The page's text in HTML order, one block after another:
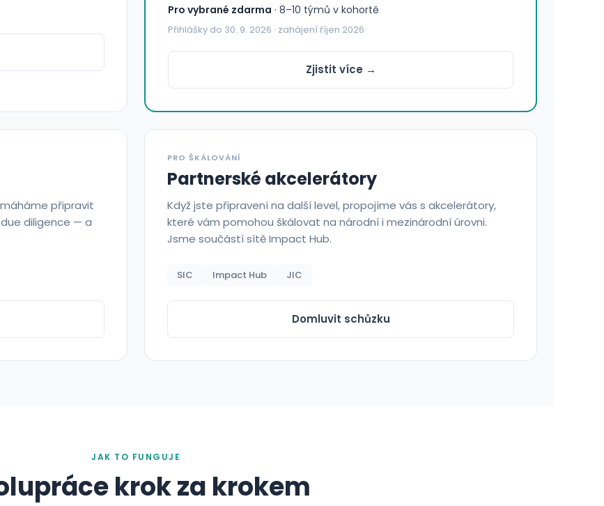
Pro vybrané zdarma · 8–10 týmů v kohortě
Přihlášky do 30. 9. 2026 · zahájení říjen 2026
Zjistit více →
připravit
diligence — a
PRO ŠKÁLOVÁNÍ
Partnerské akcelerátory
Když jste připravení na další level, propojíme vás s akcelerátory,
které vám pomohou škálovat na národní i mezinárodní úrovni.
Jsme součástí sítě Impact Hub.
SIC Impact Hub JIC
Domluvit schůzku
JAK TO FUNGUJE
krok za krokem